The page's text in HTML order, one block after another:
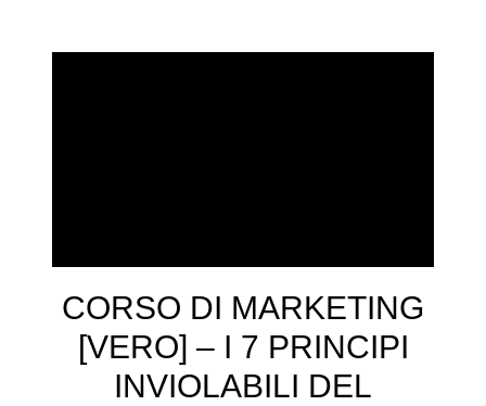
CORSO DI MARKETING
[VERO] – I 7 PRINCIPI
INVIOLABILI DEL